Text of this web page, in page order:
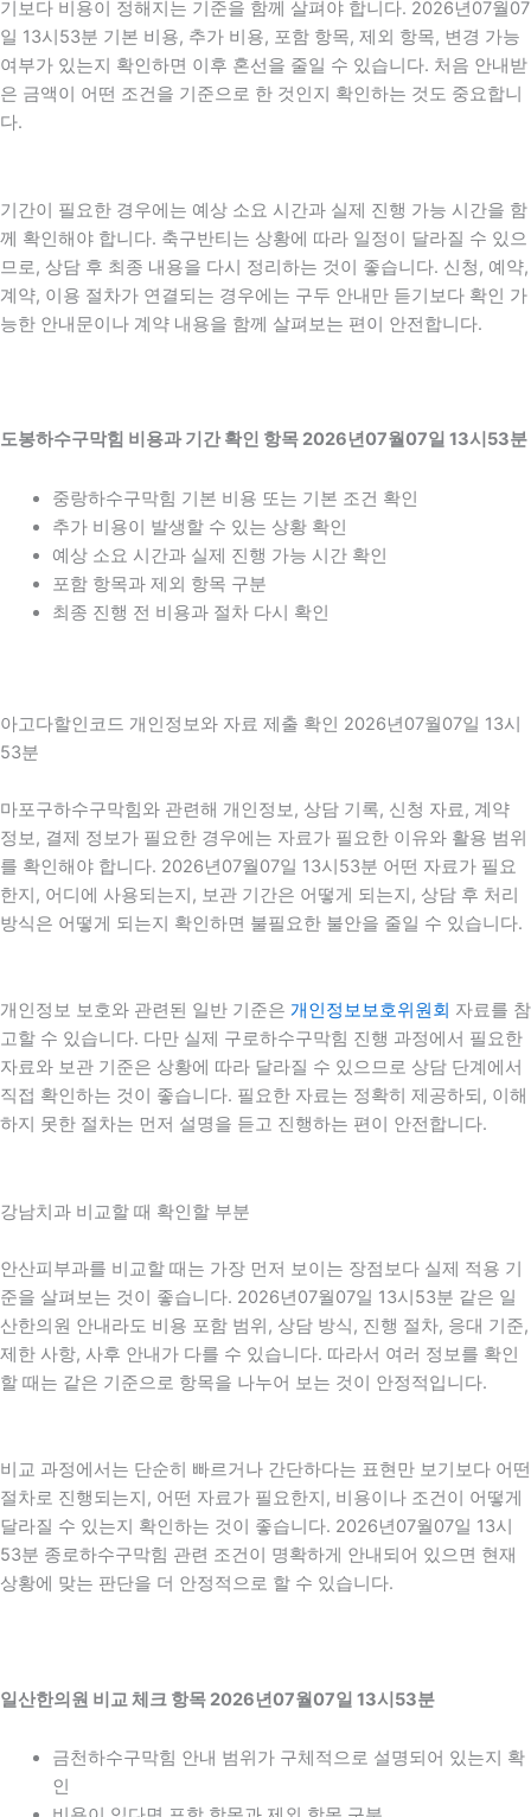
기보다 비용이 정해지는 기준을 함께 살펴야 합니다. 2026년07월07
일 13시53분 기본 비용, 추가 비용, 포함 항목, 제외 항목, 변경 가능
여부가 있는지 확인하면 이후 혼선을 줄일 수 있습니다. 처음 안내받
은 금액이 어떤 조건을 기준으로 한 것인지 확인하는 것도 중요합니
다.
기간이 필요한 경우에는 예상 소요 시간과 실제 진행 가능 시간을 함
께 확인해야 합니다. 축구반티는 상황에 따라 일정이 달라질 수 있으
므로, 상담 후 최종 내용을 다시 정리하는 것이 좋습니다. 신청, 예약,
계약, 이용 절차가 연결되는 경우에는 구두 안내만 듣기보다 확인 가
능한 안내문이나 계약 내용을 함께 살펴보는 편이 안전합니다.
도봉하수구막힘 비용과 기간 확인 항목 2026년07월07일 13시53분
중랑하수구막힘 기본 비용 또는 기본 조건 확인
추가 비용이 발생할 수 있는 상황 확인
예상 소요 시간과 실제 진행 가능 시간 확인
포함 항목과 제외 항목 구분
최종 진행 전 비용과 절차 다시 확인
아고다할인코드 개인정보와 자료 제출 확인 2026년07월07일 13시
53분
마포구하수구막힘와 관련해 개인정보, 상담 기록, 신청 자료, 계약
정보, 결제 정보가 필요한 경우에는 자료가 필요한 이유와 활용 범위
를 확인해야 합니다. 2026년07월07일 13시53분 어떤 자료가 필요
한지, 어디에 사용되는지, 보관 기간은 어떻게 되는지, 상담 후 처리
방식은 어떻게 되는지 확인하면 불필요한 불안을 줄일 수 있습니다.
개인정보 보호와 관련된 일반 기준은 개인정보보호위원회 자료를 참
고할 수 있습니다. 다만 실제 구로하수구막힘 진행 과정에서 필요한
자료와 보관 기준은 상황에 따라 달라질 수 있으므로 상담 단계에서
직접 확인하는 것이 좋습니다. 필요한 자료는 정확히 제공하되, 이해
하지 못한 절차는 먼저 설명을 듣고 진행하는 편이 안전합니다.
강남치과 비교할 때 확인할 부분
안산피부과를 비교할 때는 가장 먼저 보이는 장점보다 실제 적용 기
준을 살펴보는 것이 좋습니다. 2026년07월07일 13시53분 같은 일
산한의원 안내라도 비용 포함 범위, 상담 방식, 진행 절차, 응대 기준,
제한 사항, 사후 안내가 다를 수 있습니다. 따라서 여러 정보를 확인
할 때는 같은 기준으로 항목을 나누어 보는 것이 안정적입니다.
비교 과정에서는 단순히 빠르거나 간단하다는 표현만 보기보다 어떤
절차로 진행되는지, 어떤 자료가 필요한지, 비용이나 조건이 어떻게
달라질 수 있는지 확인하는 것이 좋습니다. 2026년07월07일 13시
53분 종로하수구막힘 관련 조건이 명확하게 안내되어 있으면 현재
상황에 맞는 판단을 더 안정적으로 할 수 있습니다.
일산한의원 비교 체크 항목 2026년07월07일 13시53분
금천하수구막힘 안내 범위가 구체적으로 설명되어 있는지 확
인